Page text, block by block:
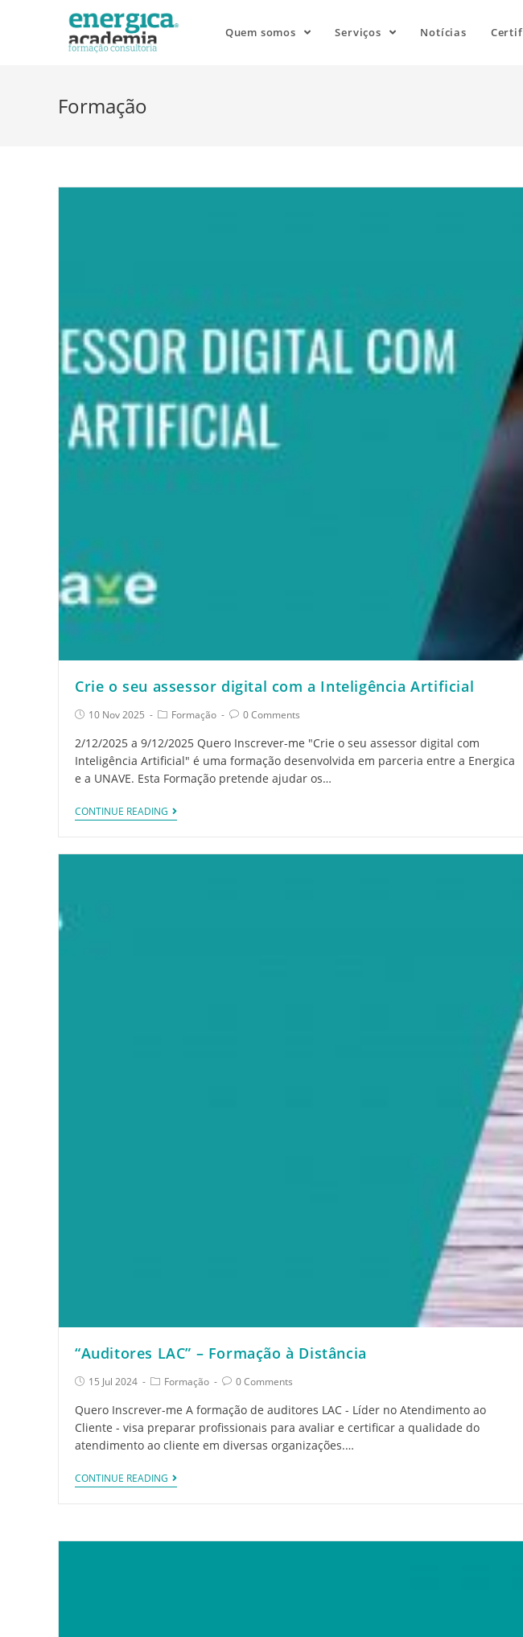
Quem somos Serviços Notícias
Formação
Crie o seu assessor digital com a Inteligência Artificial
10 Nov 2025 Formação 0 Comments
2/12/2025 a 9/12/2025 Quero Inscrever-me "Crie o seu assessor digital com
Inteligência Artificial" é uma formação desenvolvida em parceria entre a Energica
e a UNAVE. Esta Formação pretende ajudar os…
CONTINUE READING
“Auditores LAC” – Formação à Distância
15 Jul 2024 Formação 0 Comments
Quero Inscrever-me A formação de auditores LAC - Líder no Atendimento ao
Cliente - visa preparar profissionais para avaliar e certificar a qualidade do
atendimento ao cliente em diversas organizações.…
CONTINUE READING